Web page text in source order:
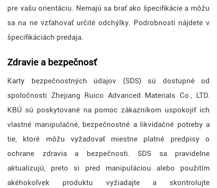
pre vašu orientáciu. Nemajú sa brať ako špecifikácie a môžu
sa na ne vzťahovať určité odchýlky. Podrobnosti nájdete v
špecifikáciách predaja.
Zdravie a bezpečnosť
Karty bezpečnostných údajov (SDS) sú dostupné od
spoločnosti Zhejiang Ruico Advanced Materials Co., LTD.
KBÚ sú poskytované na pomoc zákazníkom uspokojiť ich
vlastné manipulačné, bezpečnostné a likvidačné potreby a
tie, ktoré môžu vyžadovať miestne platné predpisy o
ochrane zdravia a bezpečnosti. SDS sa pravidelne
aktualizujú, preto si pred manipuláciou alebo použitím
akéhokoľvek produktu vyžiadajte a skontrolujte